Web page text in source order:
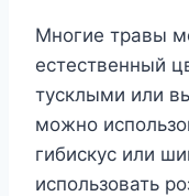
Многие травы
естественный
тусклыми или
можно
гибискус или
использовать